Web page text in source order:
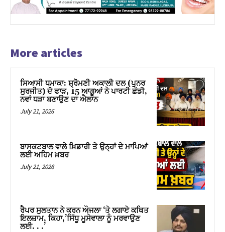
More articles
ਸਿਆਸੀ ਧਮਾਕਾ: ਸ਼੍ਰੋਮਣੀ ਅਕਾਲੀ ਦਲ (ਪੁਨਰ
ਸੁਰਜੀਤ) ਦੋ ਫਾੜ, 15 ਆਗੂਆਂ ਨੇ ਪਾਰਟੀ ਛੱਡੀ,
ਨਵਾਂ ਧੜਾ ਬਣਾਉਣ ਦਾ ਐਲਾਨ
July 21, 2026
ਬਾਸਕਟਬਾਲ ਵਾਲੇ ਖ਼ਿਡਾਰੀ ਤੇ ਉਨ੍ਹਾਂ ਦੇ ਮਾਪਿਆਂ
ਲਈ ਅਹਿਮ ਖ਼ਬਰ
July 21, 2026
ਰੈਪਰ ਸੁਲਤਾਨ ਨੇ ਕਰਨ ਔਜਲਾ ‘ਤੇ ਲਗਾਏ ਕਥਿਤ
ਇਲਜ਼ਾਮ, ਕਿਹਾ,’ਸਿੱਧੂ ਮੂਸੇਵਾਲਾ ਨੂੰ ਮਰਵਾਉਣ
ਲਈ. . .’